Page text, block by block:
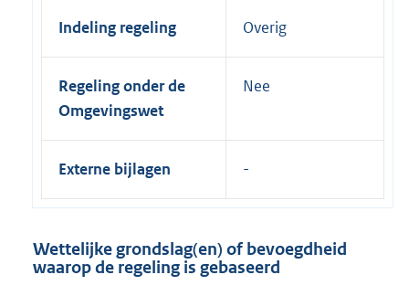
Indeling regeling Overig
Regeling onder de
Omgevingswet
Nee
Externe bijlagen
Wettelijke grondslag(en) of bevoegdheid
waarop de regeling is gebaseerd